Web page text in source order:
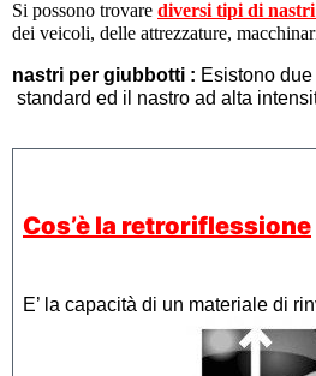
Si possono trovare diversi tipi di
dei veicoli, delle attrezzature,
nastri per giubbotti : Esistono
standard ed il nastro ad alta
Cos’è la retroriflessione
E’ la capacità di un materiale di